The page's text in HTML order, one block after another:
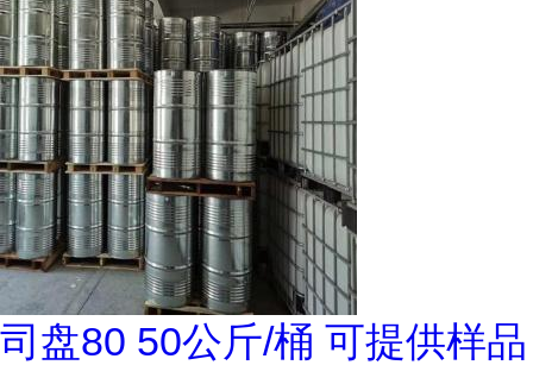
司盘80 50公斤/桶 可提供样品